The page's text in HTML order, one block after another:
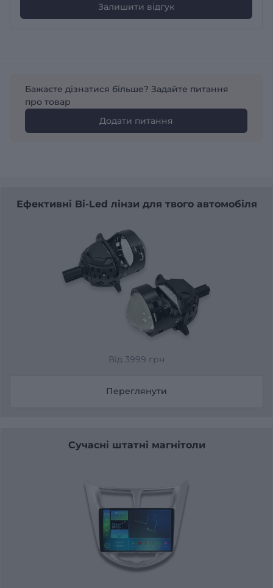
Залишити відгук
Бажаєте дізнатися більше? Задайте питання
про товар
Додати питання
Ефективні Bi-Led лінзи для твого автомобіля
Від 3999 грн
Переглянути
Сучасні штатні магнітоли